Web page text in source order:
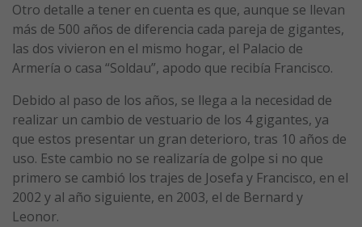
Otro detalle a tener en cuenta es que, aunque se llevan
más de 500 años de diferencia cada pareja de gigantes,
las dos vivieron en el mismo hogar, el Palacio de
Armería o casa “Soldau”, apodo que recibía Francisco.
Debido al paso de los años, se llega a la necesidad de
realizar un cambio de vestuario de los 4 gigantes, ya
que estos presentar un gran deterioro, tras 10 años de
uso. Este cambio no se realizaría de golpe si no que
primero se cambió los trajes de Josefa y Francisco, en el
2002 y al año siguiente, en 2003, el de Bernard y
Leonor.